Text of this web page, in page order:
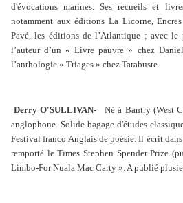
d'évocations marines. Ses recueils et
notamment aux éditions La Licorne,
Pavé, les éditions de l’Atlantique ; avec
l’auteur d’un « Livre pauvre » chez
l’anthologie « Triages » chez Tarabuste.
Derry O'SULLIVAN-Né à Bantry (West
anglophone. Solide bagage d'études
Festival franco Anglais de poésie. Il écrit
remporté le Times Stephen Spender Prize
Limbo-For Nuala Mac Carty ». A publié